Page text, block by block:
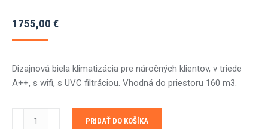
1755,00 €
Dizajnová biela klimatizácia pre náročných klientov, v triede
A++, s wifi, s UVC filtráciou. Vhodná do priestoru 160 m3.
PRIDAŤ DO KOŠÍKA